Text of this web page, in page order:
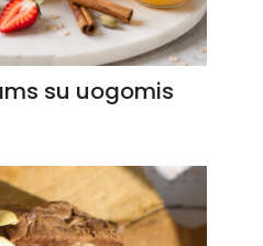
su uogomis